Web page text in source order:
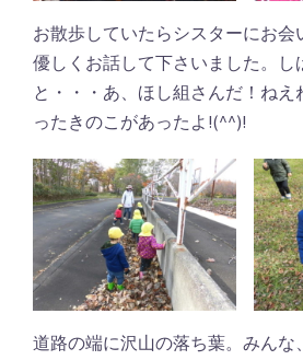
お散歩していたらシスターにお会
優しくお話して下さいました。し
と・・・あ、ほし組さんだ！ねえ
ったきのこがあったよ!(^^)!
道路の端に沢山の落ち葉。みんな